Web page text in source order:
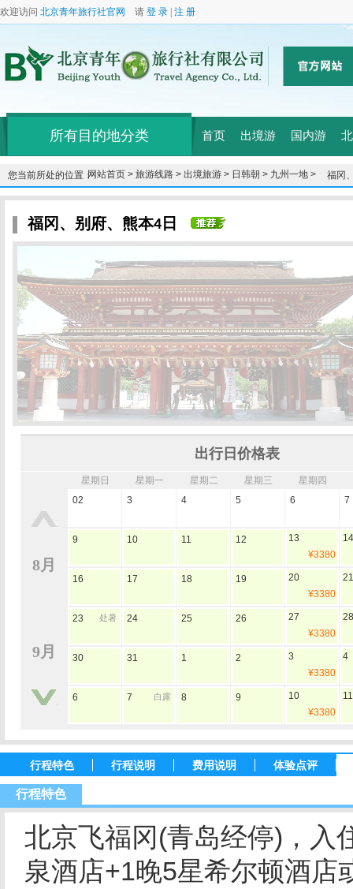
欢迎访问 北京青年旅行社官网 请 登 录 注 册
所有目的地分类 首页 出境游 国内游
您当前所处的位置：网站首页 > 旅游线路 > 出境旅游 > 日韩朝 > 九州一地 > 福冈
福冈、别府、熊本4日
出行日价格表
8月
9月
星期日 星期一 星期二 星期三 星期四
02
3 4 5 6 7
9 10 11 12
13
¥3380
14
16 17 18 19
20
¥3380
21
23 处暑 24 25 26
27
¥3380
28
30 31 1 2
3
¥3380
4
6 7 白露 8 9
10
¥3380
11
行程特色 行程说明 费用说明 体验点评
行程特色
北京飞福冈(青岛经停)，入
泉酒店+1晚5星希尔顿酒店